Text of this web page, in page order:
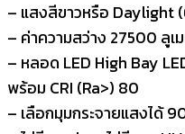
– แสงสีขาวหรือ Daylight
– ค่าความสว่าง 27500 ลูเ
– หลอด LED High Bay
พร้อม CRI (Ra>) 80
– เลือกมุมกระจายแสงได้